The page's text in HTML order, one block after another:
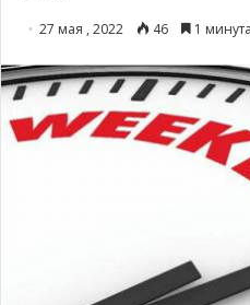
27 мая , 2022 46 1